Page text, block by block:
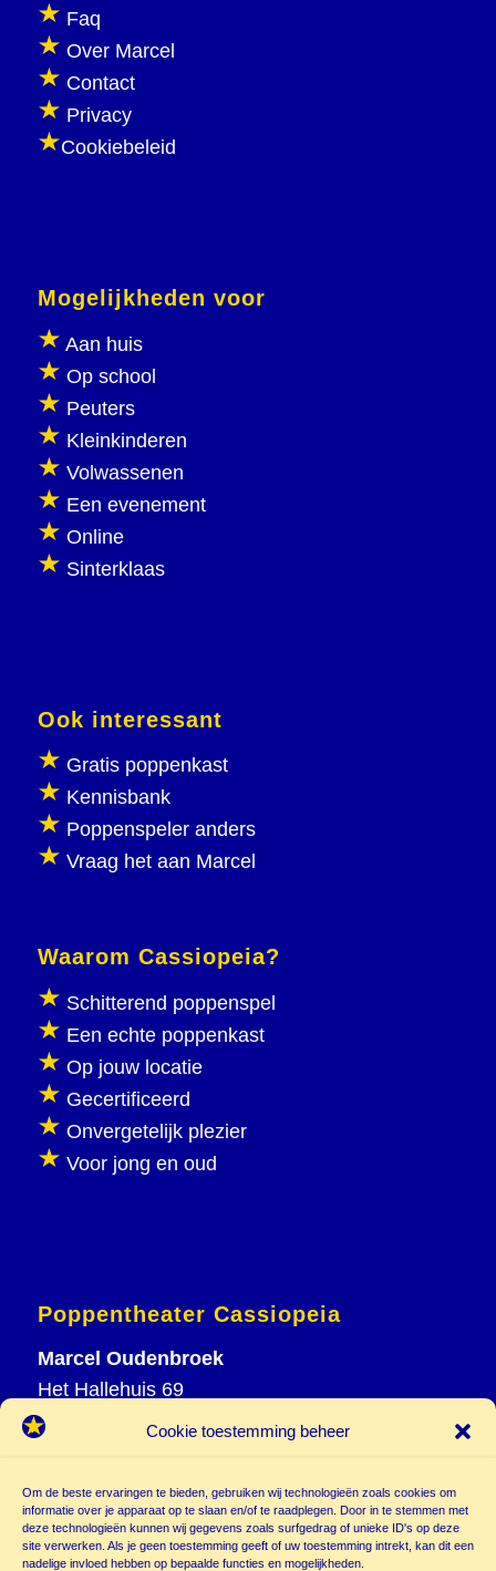
Cookie toestemming beheer
Om de beste ervaringen te bieden, gebruiken wij technologieën zoals cookies om
informatie over je apparaat op te slaan en/of te raadplegen. Door in te stemmen met
deze technologieën kunnen wij gegevens zoals surfgedrag of unieke ID's op deze
site verwerken. Als je geen toestemming geeft of uw toestemming intrekt, kan dit een
nadelige invloed hebben op bepaalde functies en mogelijkheden.
Faq
Over Marcel
Contact
Privacy
Cookiebeleid
Mogelijkheden voor
Aan huis
Op school
Peuters
Kleinkinderen
Volwassenen
Een evenement
Online
Sinterklaas
Ook interessant
Gratis poppenkast
Kennisbank
Poppenspeler anders
Vraag het aan Marcel
Waarom Cassiopeia?
Schitterend poppenspel
Een echte poppenkast
Op jouw locatie
Gecertificeerd
Onvergetelijk plezier
Voor jong en oud
Poppentheater Cassiopeia
Marcel Oudenbroek
Het Hallehuis 69
3823 VH Amersfoort
M 06 20 26 94 61
info@
poppentheatercassiopeia.nl